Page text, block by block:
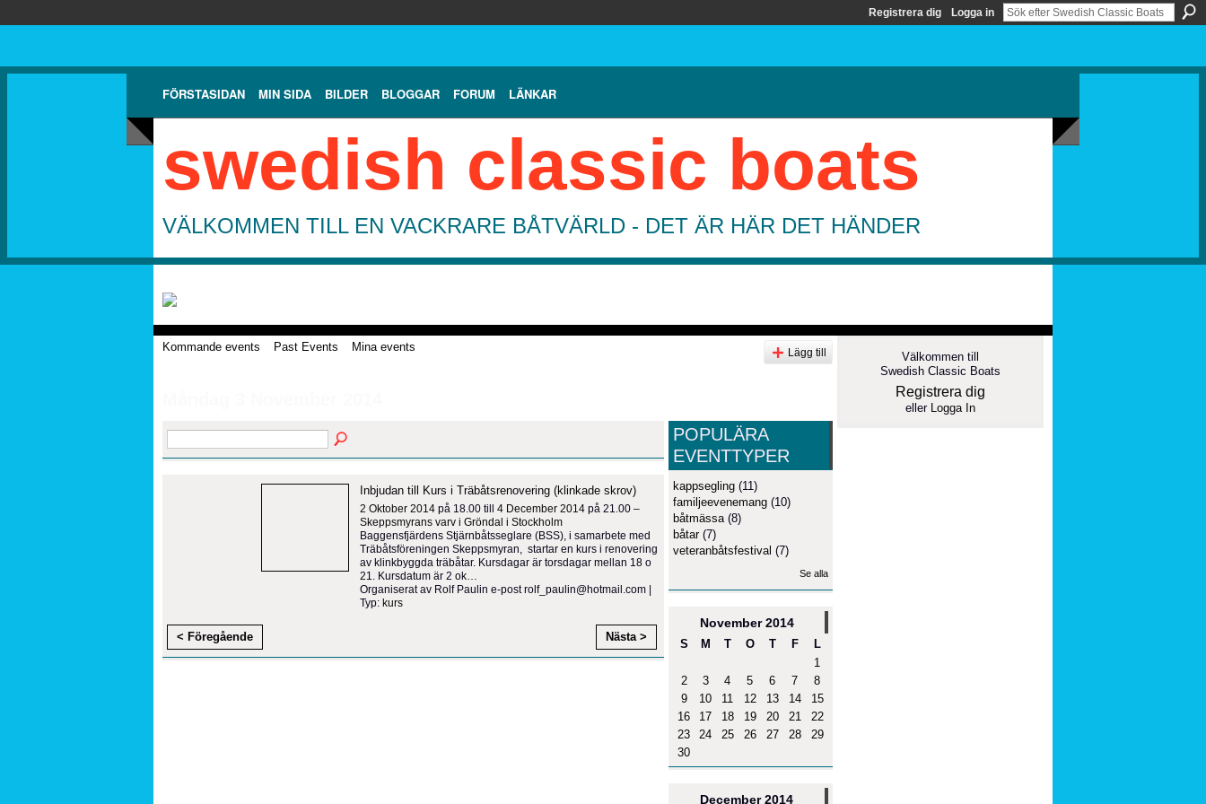
Registrera dig Logga in
FÖRSTASIDAN MIN SIDA BILDER BLOGGAR FORUM LÄNKAR
swedish classic boats
VÄLKOMMEN TILL EN VACKRARE BÅTVÄRLD - DET ÄR HÄR DET HÄNDER
Kommande events Past Events Mina events Lägg till
Inbjudan till Kurs i Träbåtsrenovering (klinkade skrov)
2 Oktober 2014 på 18.00 till 4 December 2014 på 21.00 –
Skeppsmyrans varv i Gröndal i Stockholm
Baggensfjärdens Stjärnbåtsseglare (BSS), i samarbete med
Träbåtsföreningen Skeppsmyran, startar en kurs i renovering
av klinkbyggda träbåtar. Kursdagar är torsdagar mellan 18 o
21. Kursdatum är 2 ok…
Organiserat av Rolf Paulin e-post rolf_paulin@hotmail.com |
Typ: kurs
< Föregående Nästa >
POPULÄRA
EVENTTYPER
kappsegling (11)
familjeevenemang (10)
båtmässa (8)
båtar(7)
veteranbåtsfestival (7)
Se alla
November 2014
S M T O T F
L
1
2
3 4 5 6 7
8
9
10 11 12 13 14
15
16
17 18 19 20 21
22
23
24 25 26 27 28
29
30
December 2014
Välkommen till
Swedish Classic Boats
Registrera dig
eller Logga In